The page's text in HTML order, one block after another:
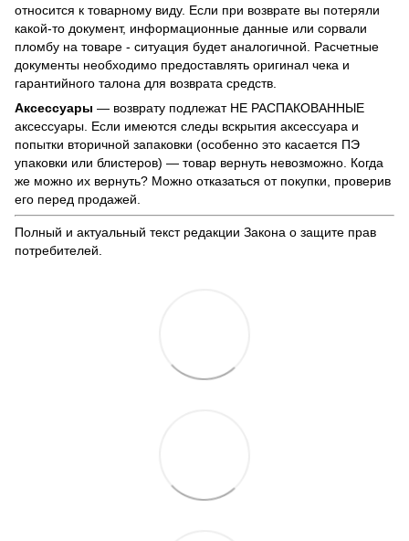
относится к товарному виду. Если при возврате вы потеряли
какой-то документ, информационные данные или сорвали
пломбу на товаре - ситуация будет аналогичной. Расчетные
документы необходимо предоставлять оригинал чека и
гарантийного талона для возврата средств.
Аксессуары — возврату подлежат НЕ РАСПАКОВАННЫЕ
аксессуары. Если имеются следы вскрытия аксессуара и
попытки вторичной запаковки (особенно это касается ПЭ
упаковки или блистеров) — товар вернуть невозможно. Когда
же можно их вернуть? Можно отказаться от покупки, проверив
его перед продажей.
Полный и актуальный текст редакции Закона о защите прав
потребителей